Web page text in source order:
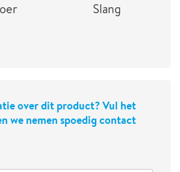
Slang
over dit product? Vul het
we nemen spoedig contact